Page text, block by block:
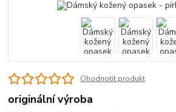
Ohodnotit produkt
originální výroba